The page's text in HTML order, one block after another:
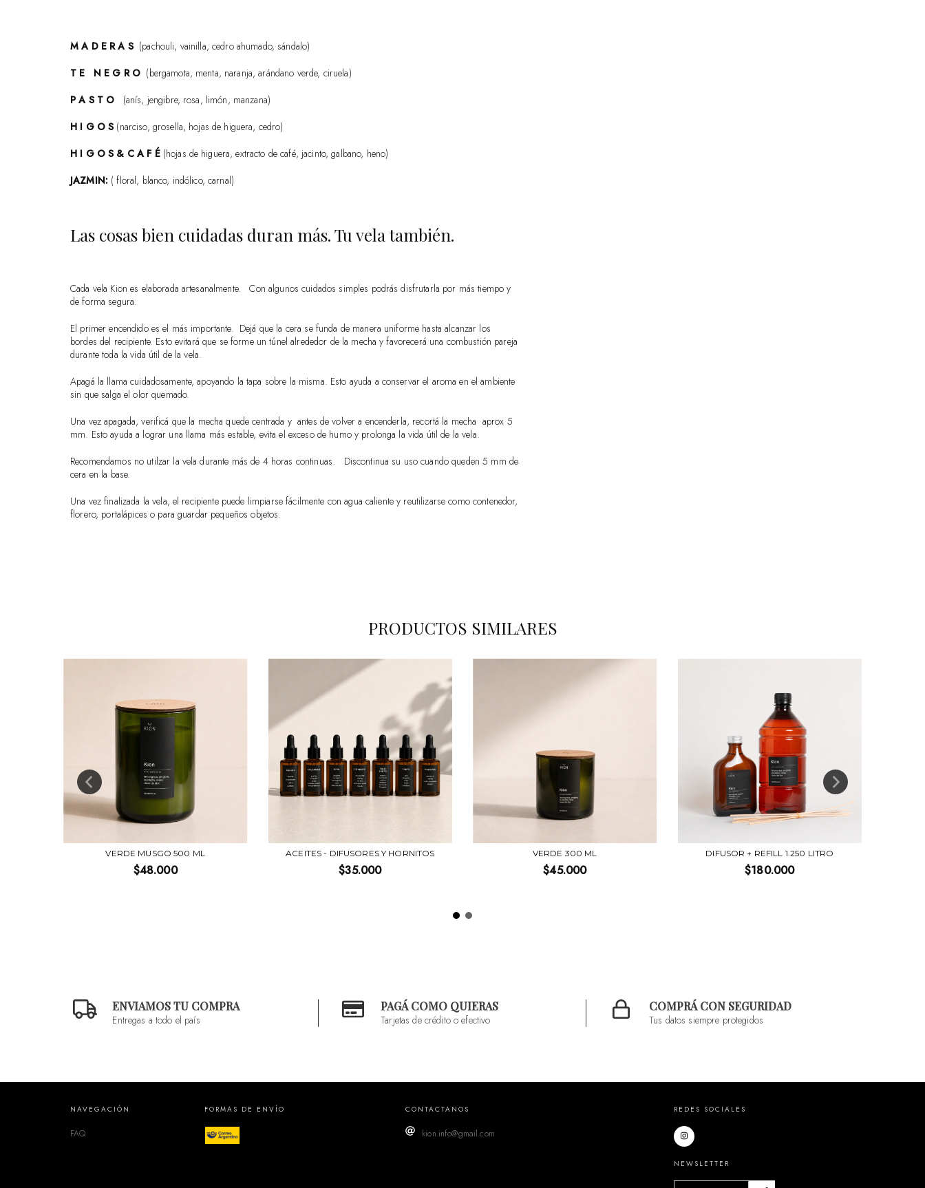
M A D E R A S(pachouli, vainilla, cedro ahumado, sándalo)
T E N E G R O (bergamota, menta, naranja, arándano verde, ciruela)
P A S T O (anís, jengibre, rosa, limón, manzana)
H I G O S (narciso, grosella, hojas de higuera, cedro)
H I G O S & C A F É(hojas de higuera, extracto de café, jacinto, galbano, heno)
JAZMIN: ( floral, blanco, indólico, carnal)
Las cosas bien cuidadas duran más. Tu vela también.
Cada vela Kion es elaborada artesanalmente. Con algunos cuidados simples podrás disfrutarla por más tiempo y
de forma segura.
El primer encendido es el más importante. Dejá que la cera se funda de manera uniforme hasta alcanzar los
bordes del recipiente. Esto evitará que se forme un túnel alrededor de la mecha y favorecerá una combustión pareja
durante toda la vida útil de la vela.
Apagá la llama cuidadosamente, apoyando la tapa sobre la misma. Esto ayuda a conservar el aroma en el ambiente
sin que salga el olor quemado.
Una vez apagada, verificá que la mecha quede centrada y antes de volver a encenderla, recortá la mecha aprox 5
mm. Esto ayuda a lograr una llama más estable, evita el exceso de humo y prolonga la vida útil de la vela.
Recomendamos no utilzar la vela durante más de 4 horas continuas. Discontinua su uso cuando queden 5 mm de
cera en la base.
Una vez finalizada la vela, el recipiente puede limpiarse fácilmente con agua caliente y reutilizarse como contenedor,
florero, portalápices o para guardar pequeños objetos.
PRODUCTOS SIMILARES
VERDE MUSGO 500 ML
$48.000
ACEITES - DIFUSORES Y HORNITOS
$35.000
VERDE 300 ML
$45.000
DIFUSOR + REFILL 1.250 LITRO
$180.000
ENVIAMOS TU COMPRA
Entregas a todo el país
PAGÁ COMO QUIERAS
Tarjetas de crédito o efectivo
COMPRÁ CON SEGURIDAD
Tus datos siempre protegidos
NAVEGACIÓN
FAQ
FORMAS DE ENVÍO CONTACTANOS
kion.info@gmail.com
REDES SOCIALES
NEWSLETTER